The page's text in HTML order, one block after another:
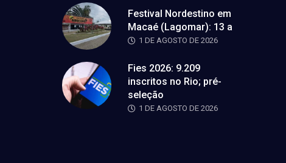
Festival Nordestino em
Macaé (Lagomar): 13 a
1 DE AGOSTO DE 2026
Fies 2026: 9.209
inscritos no Rio; pré-
seleção
1 DE AGOSTO DE 2026